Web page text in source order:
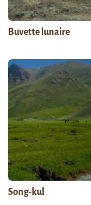
Buvette lunaire
Song-kul